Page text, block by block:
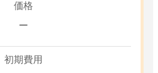
価格
ー
初期費用